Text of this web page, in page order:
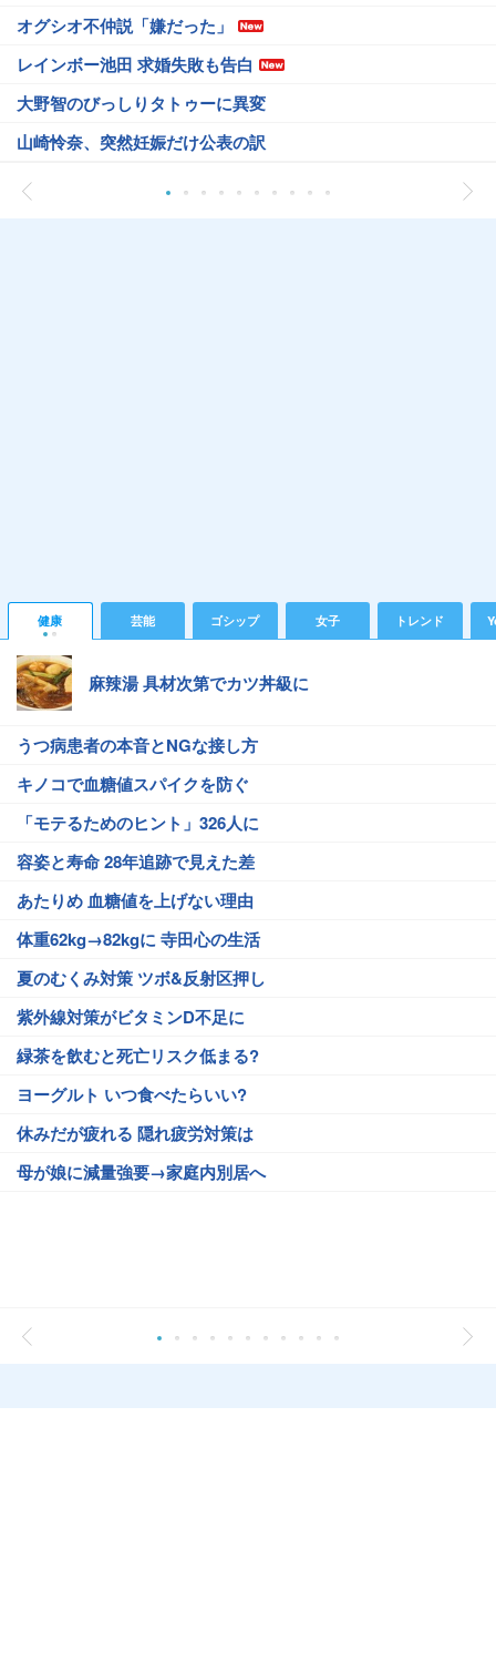
オグシオ不仲説「嫌だった」
レインボー池田 求婚失敗も告白
大野智のびっしりタトゥーに異変
山崎怜奈、突然妊娠だけ公表の訳
健康 芸能 ゴシップ 女子 トレンド
麻辣湯 具材次第でカツ丼級に
うつ病患者の本音とNGな接し方
キノコで血糖値スパイクを防ぐ
「モテるためのヒント」326人に
容姿と寿命 28年追跡で見えた差
あたりめ 血糖値を上げない理由
体重62kg→82kgに 寺田心の生活
夏のむくみ対策 ツボ&反射区押し
紫外線対策がビタミンD不足に
緑茶を飲むと死亡リスク低まる?
ヨーグルト いつ食べたらいい?
休みだが疲れる 隠れ疲労対策は
母が娘に減量強要→家庭内別居へ